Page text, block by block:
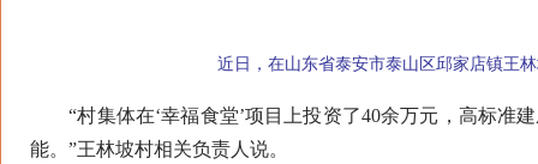
近日，在山东省泰安市泰山区邱家店镇王林
“村集体在‘幸福食堂’项目上投资了40余万元，高标准
能。”王林坡村相关负责人说。